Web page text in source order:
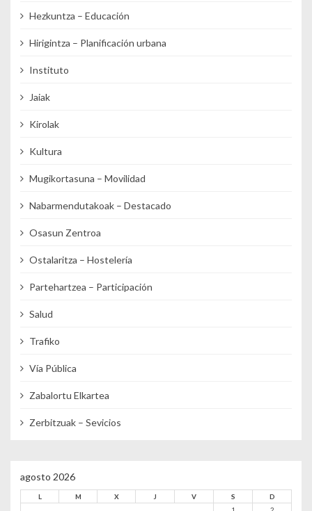
Hezkuntza – Educación
Hirigintza – Planificación urbana
Instituto
Jaiak
Kirolak
Kultura
Mugikortasuna – Movilidad
Nabarmendutakoak – Destacado
Osasun Zentroa
Ostalaritza – Hostelería
Partehartzea – Participación
Salud
Trafiko
Vía Pública
Zabalortu Elkartea
Zerbitzuak – Sevicios
agosto 2026
L M X J V S
D